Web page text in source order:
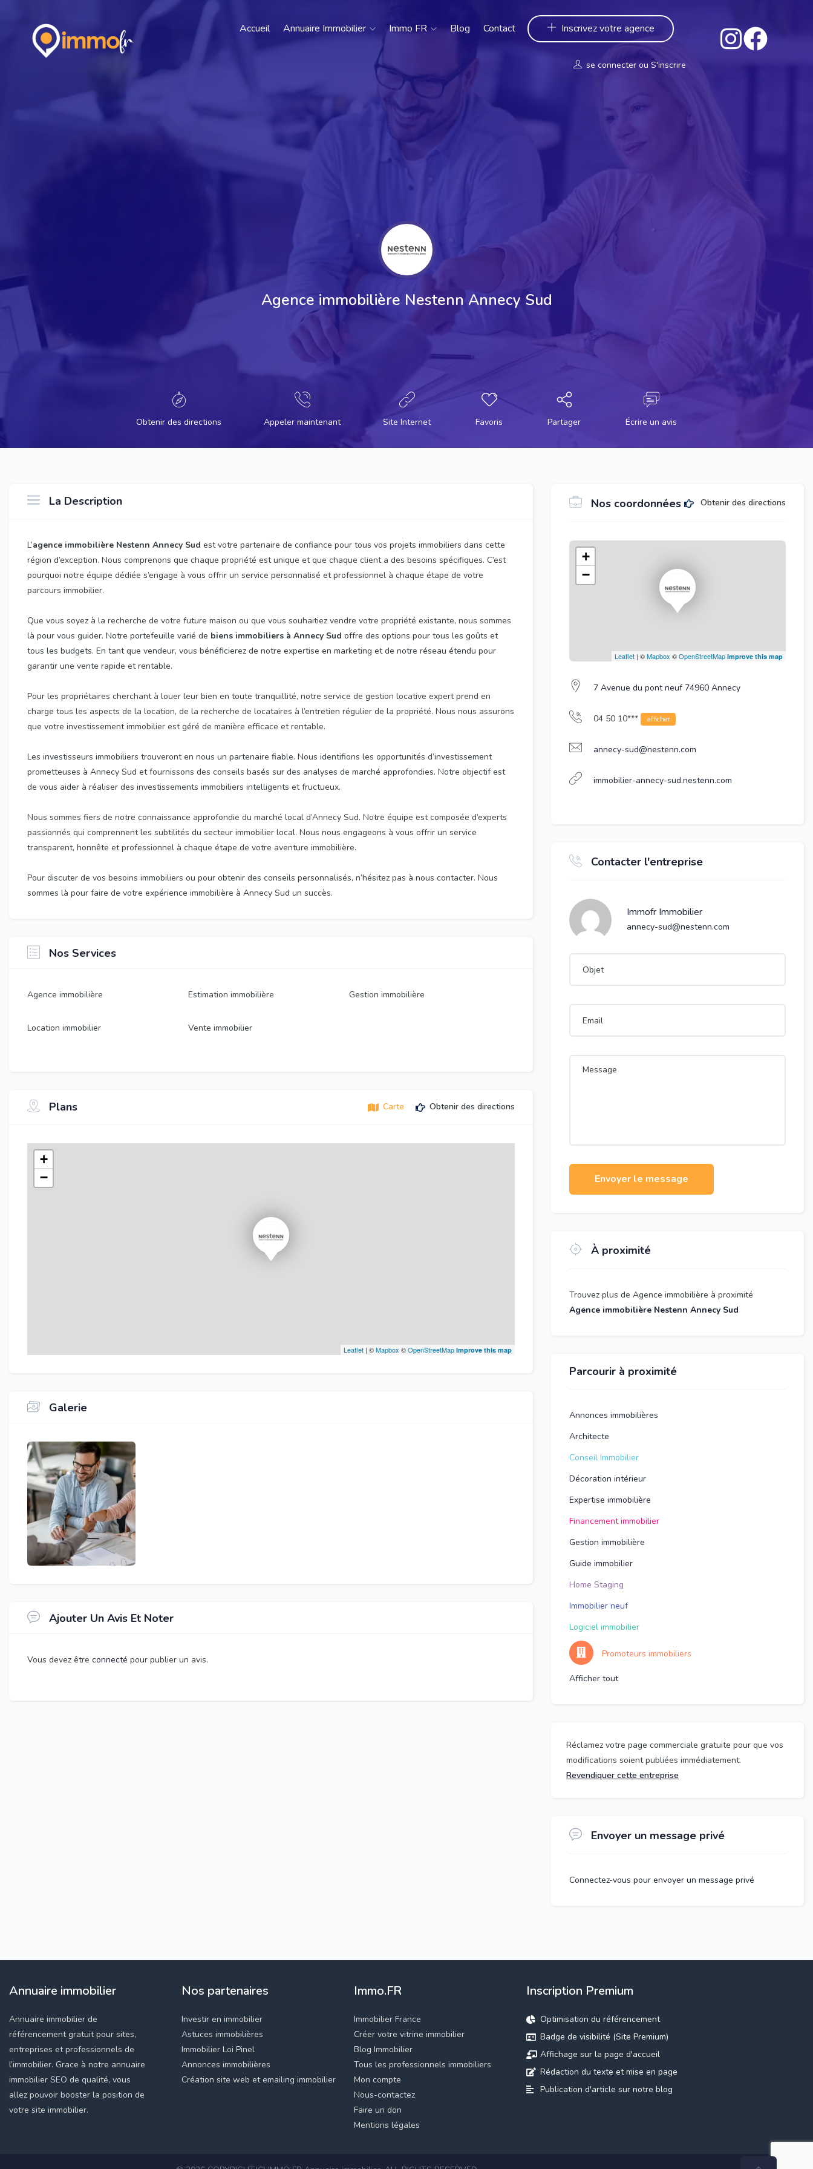
Accueil Annuaire Immobilier Immo FR Blog Contact Inscrivez votre agence
se connecter ou S'inscrire
Agence immobilière Nestenn Annecy Sud
Obtenir des directions Appeler maintenant Site Internet Favoris Partager Écrire un avis
La Description
L’agence immobilière Nestenn Annecy Sud est votre partenaire de confiance pour tous vos projets immobiliers dans cette
région d’exception. Nous comprenons que chaque propriété est unique et que chaque client a des besoins spécifiques. C’est
pourquoi notre équipe dédiée s’engage à vous offrir un service personnalisé et professionnel à chaque étape de votre
parcours immobilier.
Que vous soyez à la recherche de votre future maison ou que vous souhaitiez vendre votre propriété existante, nous sommes
là pour vous guider. Notre portefeuille varié de biens immobiliers à Annecy Sud offre des options pour tous les goûts et
tous les budgets. En tant que vendeur, vous bénéficierez de notre expertise en marketing et de notre réseau étendu pour
garantir une vente rapide et rentable.
Pour les propriétaires cherchant à louer leur bien en toute tranquillité, notre service de gestion locative expert prend en
charge tous les aspects de la location, de la recherche de locataires à l’entretien régulier de la propriété. Nous nous assurons
que votre investissement immobilier est géré de manière efficace et rentable.
Les investisseurs immobiliers trouveront en nous un partenaire fiable. Nous identifions les opportunités d’investissement
prometteuses à Annecy Sud et fournissons des conseils basés sur des analyses de marché approfondies. Notre objectif est
de vous aider à réaliser des investissements immobiliers intelligents et fructueux.
Nous sommes fiers de notre connaissance approfondie du marché local d’Annecy Sud. Notre équipe est composée d’experts
passionnés qui comprennent les subtilités du secteur immobilier local. Nous nous engageons à vous offrir un service
transparent, honnête et professionnel à chaque étape de votre aventure immobilière.
Pour discuter de vos besoins immobiliers ou pour obtenir des conseils personnalisés, n’hésitez pas à nous contacter. Nous
sommes là pour faire de votre expérience immobilière à Annecy Sud un succès.
Nos Services
Agence immobilière Estimation immobilière Gestion immobilière
Location immobilier Vente immobilier
Plans Carte Obtenir des directions
+
−
Leaflet | ©Mapbox ©OpenStreetMap Improve this map
Galerie
Ajouter Un Avis Et Noter
Vous devez être connecté pour publier un avis.
Nos coordonnées Obtenir des directions
+
−
Leaflet| ©Mapbox ©OpenStreetMap Improve this map
7 Avenue du pont neuf 74960 Annecy
04 50 10*** afficher
annecy-sud@nestenn.com
immobilier-annecy-sud.nestenn.com
Contacter l'entreprise
Immofr Immobilier
annecy-sud@nestenn.com
Envoyer le message
À proximité
Trouvez plus de Agence immobilière à proximité
Agence immobilière Nestenn Annecy Sud
Parcourir à proximité
Annonces immobilières
Architecte
Conseil Immobilier
Décoration intérieur
Expertise immobilière
Financement immobilier
Gestion immobilière
Guide immobilier
Home Staging
Immobilier neuf
Logiciel immobilier
Promoteurs immobiliers
Afficher tout
Réclamez votre page commerciale gratuite pour que vos
modifications soient publiées immédiatement.
Revendiquer cette entreprise
Envoyer un message privé
Connectez-vous pour envoyer un message privé
Annuaire immobilier
Annuaire immobilier de
référencement gratuit pour sites,
entreprises et professionnels de
l’immobilier. Grace à notre annuaire
immobilier SEO de qualité, vous
allez pouvoir booster la position de
votre site immobilier.
Nos partenaires
Investir en immobilier
Astuces immobilières
Immobilier Loi Pinel
Annonces immobilières
Création site web et emailing immobilier
Immo.FR
Immobilier France
Créer votre vitrine immobilier
Blog Immobilier
Tous les professionnels immobiliers
Mon compte
Nous-contactez
Faire un don
Mentions légales
Inscription Premium
Optimisation du référencement
Badge de visibilité (Site Premium)
Affichage sur la page d'accueil
Rédaction du texte et mise en page
Publication d'article sur notre blog